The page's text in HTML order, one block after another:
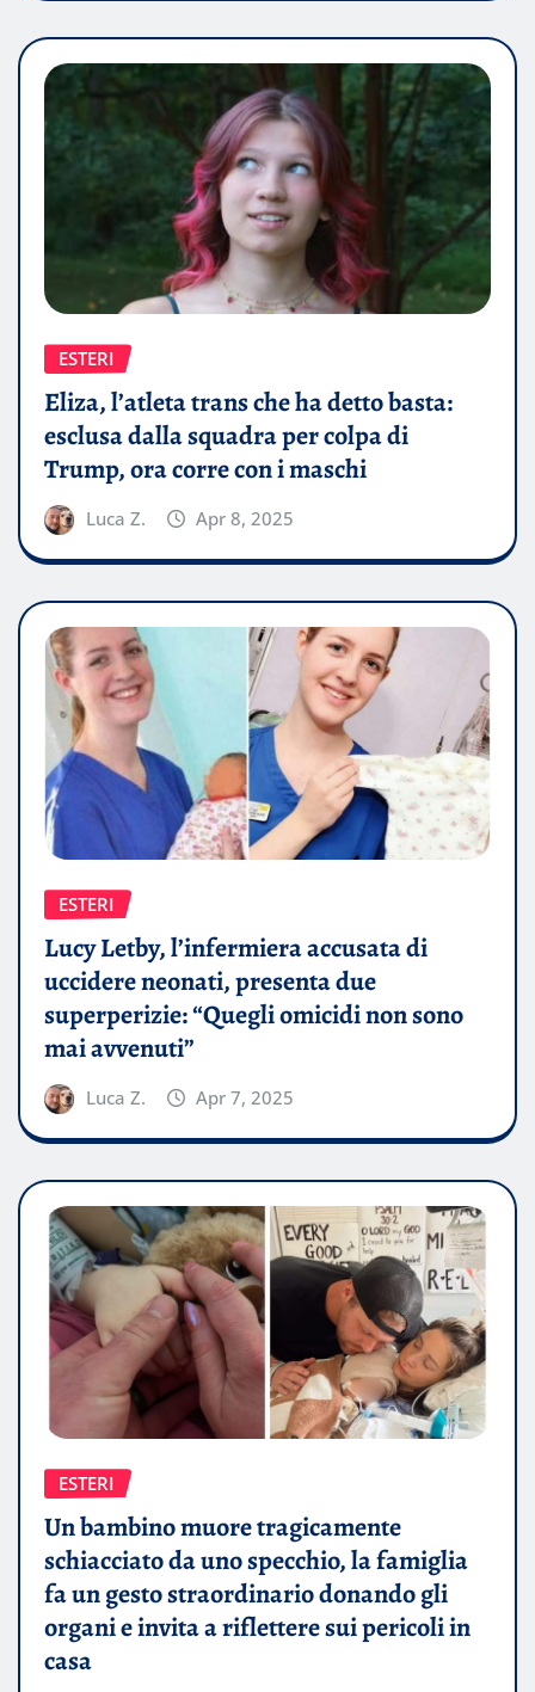
ESTERI
Eliza, l’atleta trans che ha detto basta:
esclusa dalla squadra per colpa di
Trump, ora corre con i maschi
Luca Z. Apr 8, 2025
ESTERI
Lucy Letby, l’infermiera accusata di
uccidere neonati, presenta due
superperizie: “Quegli omicidi non sono
mai avvenuti”
Luca Z. Apr 7, 2025
ESTERI
Un bambino muore tragicamente
schiacciato da uno specchio, la famiglia
fa un gesto straordinario donando gli
organi e invita a riflettere sui pericoli in
casa